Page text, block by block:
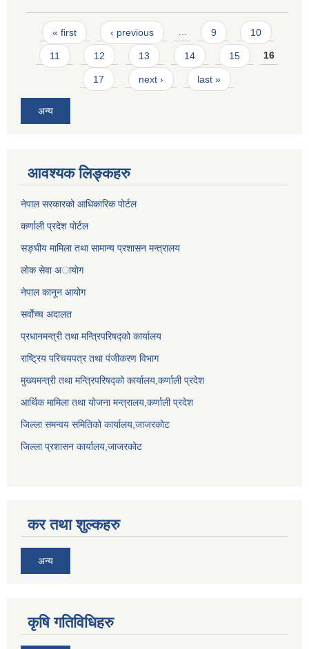
Pages
« first ‹ previous … 9 10
11 12 13 14 15 16
17 next › last »
अन्य
आवश्यक लिङ्कहरु
नेपाल सरकारको आधिकारिक पोर्टल
कर्णाली प्रदेश पोर्टल
सङ्घीय मामिला तथा सामान्य प्रशासन मन्त्रालय
लाेक सेवा अायाेग
नेपाल कानून आयोग
सर्वाेच्च अदालत
प्रधानमन्त्री तथा मन्त्रिपरिषद्को कार्यालय
राष्ट्रिय परिचयपत्र तथा पंजीकरण विभाग
मुख्यमन्त्री तथा मन्त्रिपरिषद्को कार्यालय,कर्णाली प्रदेश
आर्थिक मामिला तथा योजना मन्त्रालय,कर्णाली प्रदेश
जिल्ला समन्वय समितिको कार्यालय,जाजरकाेट
जिल्ला प्रशासन कार्यालय,जाजरकोट
कर तथा शुल्कहरु
अन्य
कृषि गतिविधिहरु